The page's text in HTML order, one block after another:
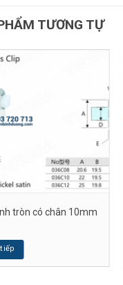
TƯƠNG TỰ
tròn có chân 10mm